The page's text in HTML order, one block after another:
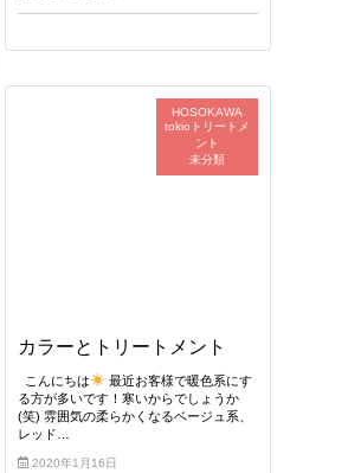
HOSOKAWA
tokioトリートメ
ント
未分類
カラーとトリートメント
こんにちは
最近お客様で暖色系にす
る方が多いです！寒いからでしょうか
(笑) 雰囲気の柔らかくなるベージュ系、
レッド…
2020年1月16日